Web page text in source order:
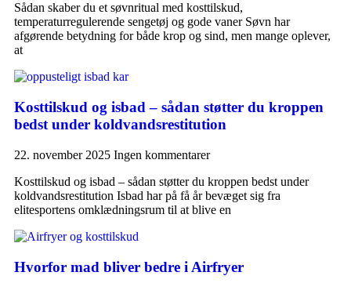
Sådan skaber du et søvnritual med kosttilskud,
temperaturregulerende sengetøj og gode vaner Søvn har
afgørende betydning for både krop og sind, men mange oplever,
at
Kosttilskud og isbad – sådan støtter du kroppen
bedst under koldvandsrestitution
22. november 2025 Ingen kommentarer
Kosttilskud og isbad – sådan støtter du kroppen bedst under
koldvandsrestitution Isbad har på få år bevæget sig fra
elitesportens omklædningsrum til at blive en
Hvorfor mad bliver bedre i Airfryer